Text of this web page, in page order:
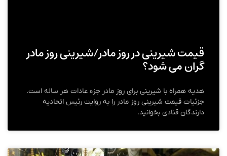
قیمت شیرینی در روز مادر/شیرینی روز مادر
گران می شود؟
هدیه همراه با شیرینی برای روز مادر جزء عادات هر ساله است.
جزئیات قیمت شیرینی روز مادر را به روایت رئیس اتحادیه
دارندگان قنادی بخوانید.